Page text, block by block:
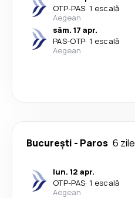
OTP-PAS· 1 escală
Aegean
sâm. 17 apr.
PAS-OTP· 1 escală
Aegean
București - Paros 6 zile
lun. 12 apr.
OTP-PAS· 1 escală
Aegean